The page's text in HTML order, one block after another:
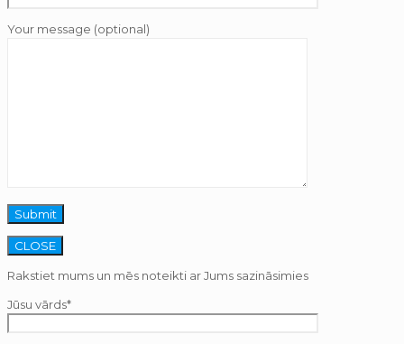
Your message (optional)
CLOSE
Rakstiet mums un mēs noteikti ar Jums sazināsimies
Jūsu vārds*